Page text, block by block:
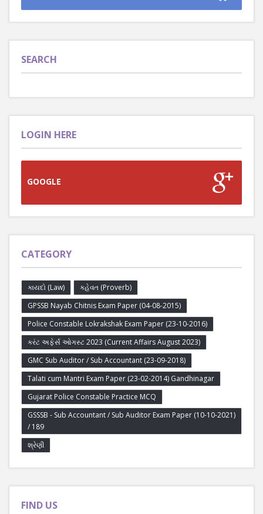
SEARCH
LOGIN HERE
GOOGLE
CATEGORY
કાયદો (Law)
કહેવત (Proverb)
GPSSB Nayab Chitnis Exam Paper (04-08-2015)
Police Constable Lokrakshak Exam Paper (23-10-2016)
કરંટ અફેર્સ ઓગસ્ટ 2023 (Current Affairs August 2023)
GMC Sub Auditor / Sub Accountant (23-09-2018)
Talati cum Mantri Exam Paper (23-02-2014) Gandhinagar
Gujarat Police Constable Practice MCQ
GSSSB - Sub Accountant / Sub Auditor Exam Paper (10-10-2021)
/ 189
શ્રેણી
FIND US